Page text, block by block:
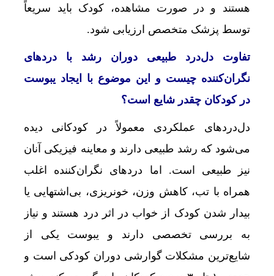
هستند و در صورت مشاهده، کودک باید سریعاً
توسط پزشک متخصص ارزیابی شود.
تفاوت دل‌درد طبیعی دوران رشد با دردهای
نگران‌کننده چیست و این موضوع با ایجاد یبوست
در کودکان چقدر شایع است؟
دل‌دردهای عملکردی معمولاً در کودکانی دیده
می‌شود که رشد طبیعی دارند و معاینه فیزیکی آنان
نیز طبیعی است. اما دردهای نگران‌کننده اغلب
همراه با تب، کاهش وزن، خونریزی، بی‌اشتهایی یا
بیدار شدن کودک از خواب در اثر درد هستند و نیاز
به بررسی تخصصی دارند و یبوست یکی از
شایع‌ترین مشکلات گوارشی دوران کودکی است و